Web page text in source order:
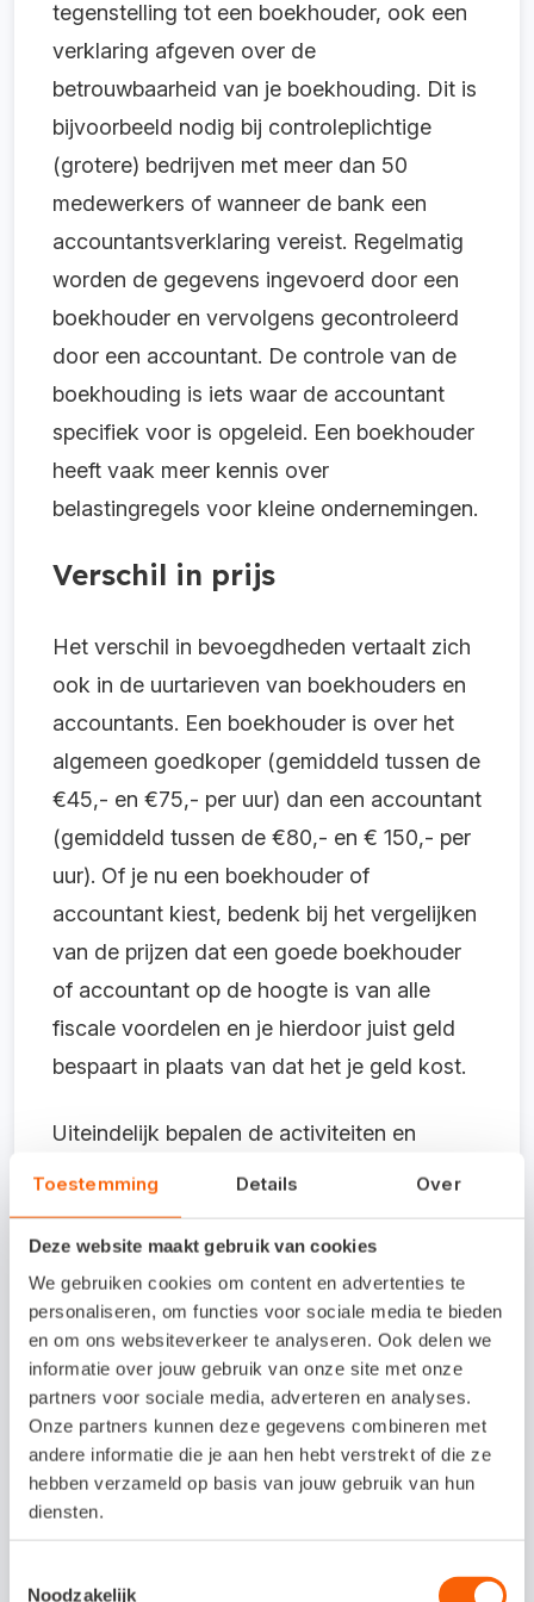
Toestemming Details Over
Deze website maakt gebruik van cookies
We gebruiken cookies om content en advertenties te
personaliseren, om functies voor sociale media te bieden
en om ons websiteverkeer te analyseren. Ook delen we
informatie over jouw gebruik van onze site met onze
partners voor sociale media, adverteren en analyses.
Onze partners kunnen deze gegevens combineren met
andere informatie die je aan hen hebt verstrekt of die ze
hebben verzameld op basis van jouw gebruik van hun
diensten.
Noodzakelijk
tegenstelling tot een boekhouder, ook een
verklaring afgeven over de
betrouwbaarheid van je boekhouding. Dit is
bijvoorbeeld nodig bij controleplichtige
(grotere) bedrijven met meer dan 50
medewerkers of wanneer de bank een
accountantsverklaring vereist. Regelmatig
worden de gegevens ingevoerd door een
boekhouder en vervolgens gecontroleerd
door een accountant. De controle van de
boekhouding is iets waar de accountant
specifiek voor is opgeleid. Een boekhouder
heeft vaak meer kennis over
belastingregels voor kleine ondernemingen.
Verschil in prijs
Het verschil in bevoegdheden vertaalt zich
ook in de uurtarieven van boekhouders en
accountants. Een boekhouder is over het
algemeen goedkoper (gemiddeld tussen de
€45,- en €75,- per uur) dan een accountant
(gemiddeld tussen de €80,- en € 150,- per
uur). Of je nu een boekhouder of
accountant kiest, bedenk bij het vergelijken
van de prijzen dat een goede boekhouder
of accountant op de hoogte is van alle
fiscale voordelen en je hierdoor juist geld
bespaart in plaats van dat het je geld kost.
Uiteindelijk bepalen de activiteiten en
grootte van je bedrijf of een boekhouder of
ondernemingen, zzp’ers en eenmanszaken
werken vaak met een boekhouder. Grotere
bedrijven met meerdere werknemers kiezen
voor de inrichting en controle van de
bedrijfsadministratie eerder voor een
accountant.
Slim boekhouden met
Snelstart